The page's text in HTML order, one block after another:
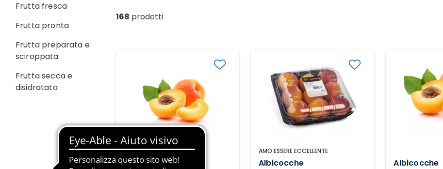
Frutta fresca
Frutta pronta
Frutta preparata e
sciroppata
Frutta secca e
disidratata
168 prodotti
Albicocche
AMO ESSERE ECCELLENTE
Albicocche Albicocche